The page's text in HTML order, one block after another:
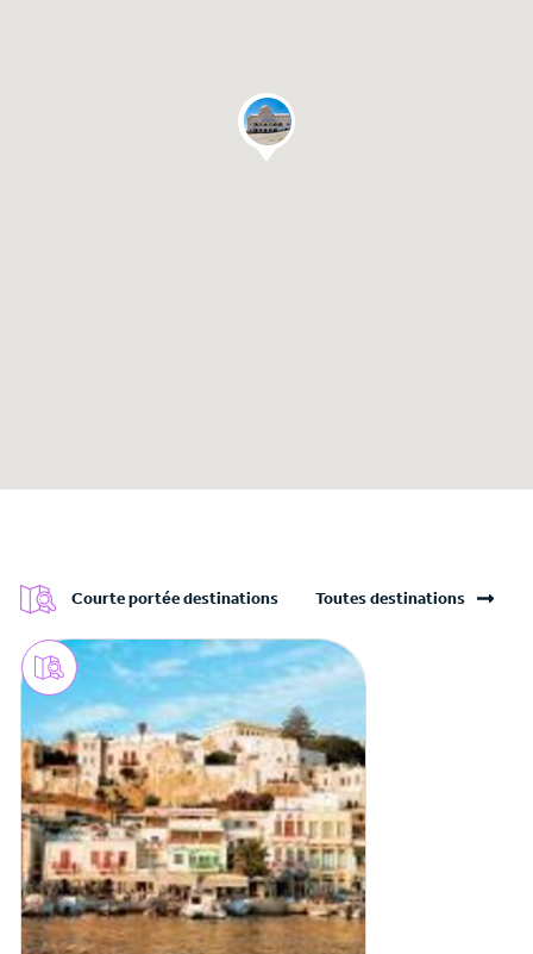
Courte portée destinations Toutes destinations